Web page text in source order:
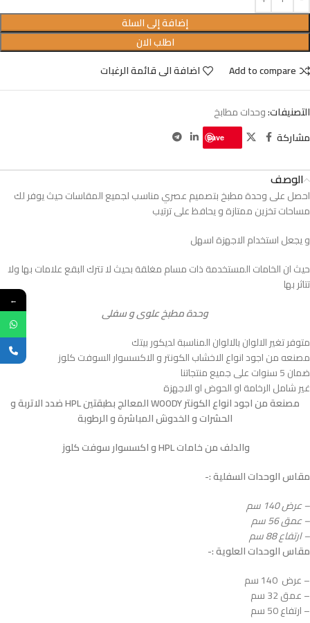
إضافة إلى السلة
اطلب الان
Add to compare
اضافة الى قائمة الرغبات
التصنيفات:وحدات مطابخ
مشاركة
Save
الوصف
احصل على وحدة مطبخ بتصميم عصري مناسب لجميع المقاسات حيث يوفر لك
مساحات تخزين ممتازة و يحافظ على ترتيب
و يجعل استخدام الاجهزة اسهل
حيث ان الخامات المستخدمة ذات مسام مغلقة بحيث لا تترك البقع علامات بها ولا
تتاثر بها
وحدة مطبخ علوى و سفلى
متوفر تغير الالوان بالالوان المناسبة لديكور بيتك
مصنعه من اجود انواع الاخشاب الكونتر و الاكسسوار السوفت كلوز
ضمان 5 سنوات على جميع منتجاتنا
غير شامل الرخامة او الحوض او الاجهزة
مصنعة من اجود انواع الكونتر WOODY المعالج بطبقتين HPL ضدد الاتربة و
الحشرات و الخدوش المباشرة و الرطوبة
والدلف من خامات HPL و اكسسوار سوفت كلوز
مقاس الوحدات السفلية :-
– عرض 140 سم
– عمق 56 سم
– ارتفاع 88 سم
مقاس الوحدات العلوية :-
– عرض 140 سم
– عمق 32 سم
– ارتفاع 50 سم
←